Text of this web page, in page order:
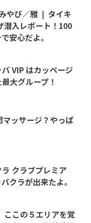
やび／雅 ❘ タイキ
潜入レポート！100
安心だよ。
VIP はカッページ
大グループ！
ッサージ？やっぱ
クラブプレミア
クラが出来たよ。
ここの５エリアを覚